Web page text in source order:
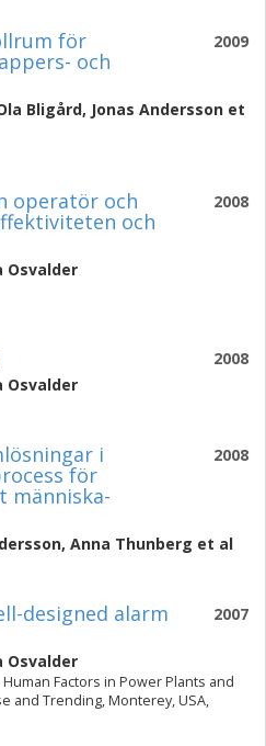
2009
för
och
Bligård, Jonas Andersson et
2008
operatör och
och
Osvalder
2008
Osvalder
2008
i
för
, Anna Thunberg et al
2007
designed alarm
Osvalder
Factors in Power Plants and
and Trending, Monterey, USA,